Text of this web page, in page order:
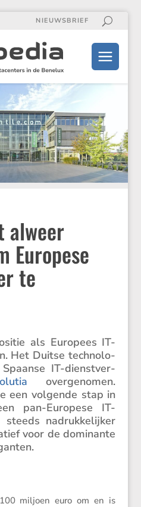
NIEUWSBRIEF
alweer
Europese
te
als Europees IT-
Het Duitse techno­lo­
IT-dienst­ver­
overge­nomen.
een volgende stap in
pan-Europese IT-
nadruk­ke­lijker
voor de dominante
miljoen euro om en is